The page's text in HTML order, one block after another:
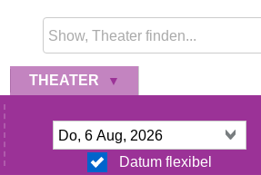
THEATER
Datum flexibel